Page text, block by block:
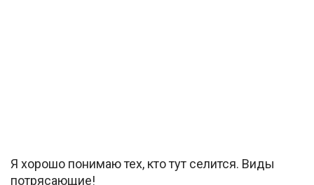
Я хорошо понимаю тех, кто тут селится. Виды
потрясающие!